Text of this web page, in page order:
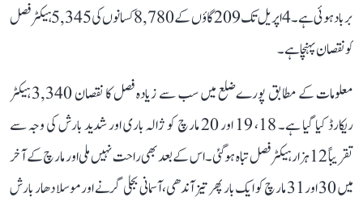
بربادہو ئی ہے۔ 4 اپریل تک 209 گاؤں کے 8,780 کسانوں کی 5,345 ہیکٹر فصل
کو نقصان پہنچا ہے۔
معلومات کے مطابق پورےضلع میں سب سے زیادہ فصل کا نقصان 3,340 ہیکٹر
ریکارڈ کیا گیا ہے۔ 18، 19 اور 20 مارچ کو ژالہ باری اور شدید بارش کی وجہ سے
تقریباً 12 ہزار ہیکٹر فصل تباہ ہوگئی۔ اس کے بعد بھی راحت نہیں ملی اور مارچ کے آخر
میں 30 اور 31 مارچ کو ایک بار پھر تیز آندھی، آسمانی بجلی گرنے اور موسلا دھار بارش